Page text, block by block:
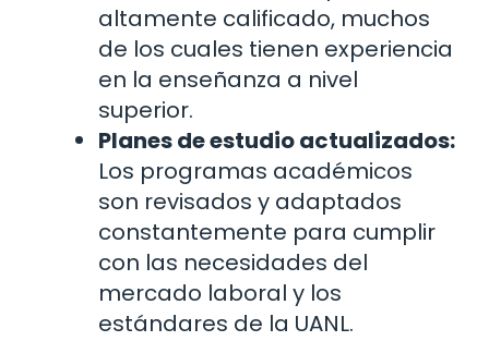
altamente calificado, muchos
de los cuales tienen experiencia
en la enseñanza a nivel
superior.
Planes de estudio actualizados:
Los programas académicos
son revisados y adaptados
constantemente para cumplir
con las necesidades del
mercado laboral y los
estándares de la UANL.